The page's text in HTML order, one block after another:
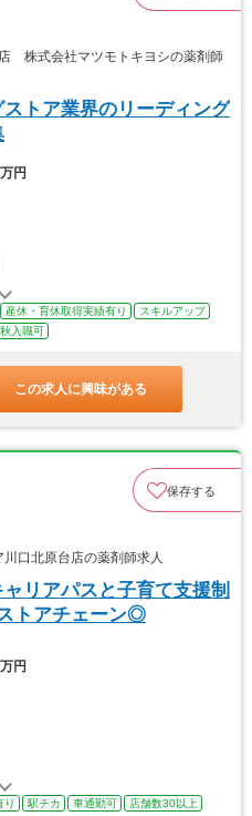
株式会社マツモトキヨシの薬剤師
ストア業界のリーディング
円
産休・育休取得実績有り
スキルアップ
入職可
この求人に興味がある
保存する
口北原台店の薬剤師求人
リアパスと子育て支援制
トアチェーン◎
円
り 駅チカ 車通勤可
店舗数30以上